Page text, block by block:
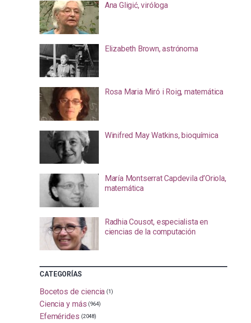
Ana Gligić, viróloga
Elizabeth Brown, astrónoma
Rosa Maria Miró i Roig, matemática
Winifred May Watkins, bioquímica
María Montserrat Capdevila d’Oriola,
matemática
Radhia Cousot, especialista en
ciencias de la computación
CATEGORÍAS
Bocetos de ciencia (1)
Ciencia y más (964)
Efemérides (2048)